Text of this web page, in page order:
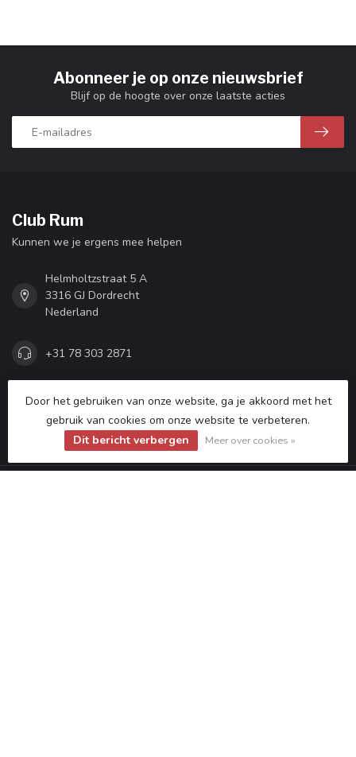
Abonneer je op onze nieuwsbrief
Blijf op de hoogte over onze laatste acties
Club Rum
Kunnen we je ergens mee helpen
Helmholtzstraat 5 A
3316 GJ Dordrecht
Nederland
+31 78 303 2871
info@club-rum.nl
Categorieën
Door het gebruiken van onze website, ga je akkoord met het
gebruik van cookies om onze website te verbeteren.
Dit bericht verbergen
Meer over cookies »